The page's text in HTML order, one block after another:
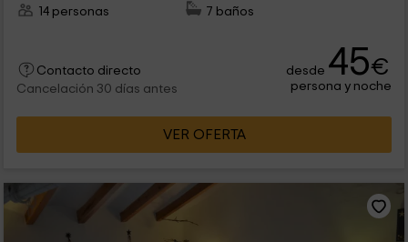
14 personas
7 baños
Contacto directo
Cancelación 30 días antes
desde 45€
persona y noche
VER OFERTA